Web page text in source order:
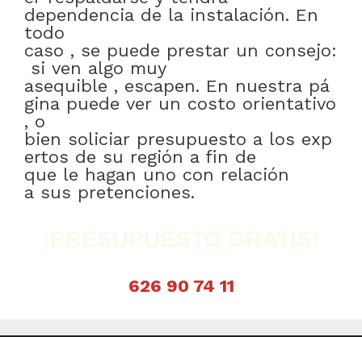
dependencia de la instalación. En
todo
caso , se puede prestar un consejo:
si ven algo muy
asequible , escapen. En nuestra pá
gina puede ver un costo orientativo
, o
bien soliciar presupuesto a los exp
ertos de su región a fin de
que le hagan uno con relación
a sus pretenciones.
626 90 74 11